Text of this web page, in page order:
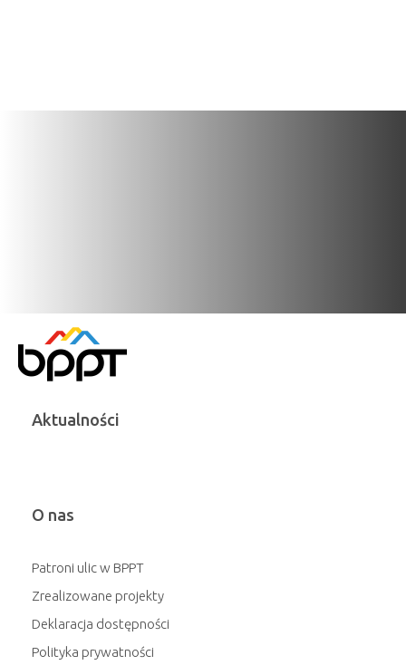
Aktualności
O nas
Patroni ulic w BPPT
Zrealizowane projekty
Deklaracja dostępności
Polityka prywatności